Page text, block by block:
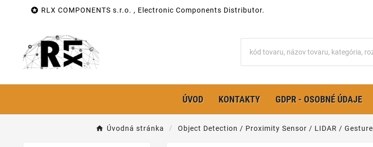
 RLX COMPONENTS s.r.o. , Electronic Components Distributor.
ÚVOD KONTAKTY GDPR - OSOBNÉ ÚDAJE
Úvodná stránka Object Detection / Proximity Sensor / LIDAR / Gesture